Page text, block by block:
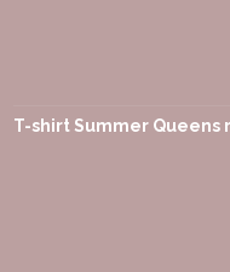
T-shirt Summer Queens